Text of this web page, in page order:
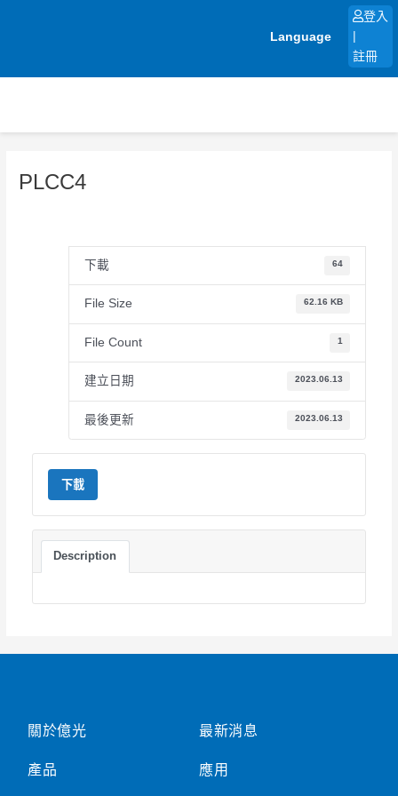
Language
登入
註冊
PLCC4
下載 64
File Size 62.16 KB
File Count 1
建立日期 2023.06.13
最後更新 2023.06.13
下載
Description
關於億光
產品
最新消息
應用